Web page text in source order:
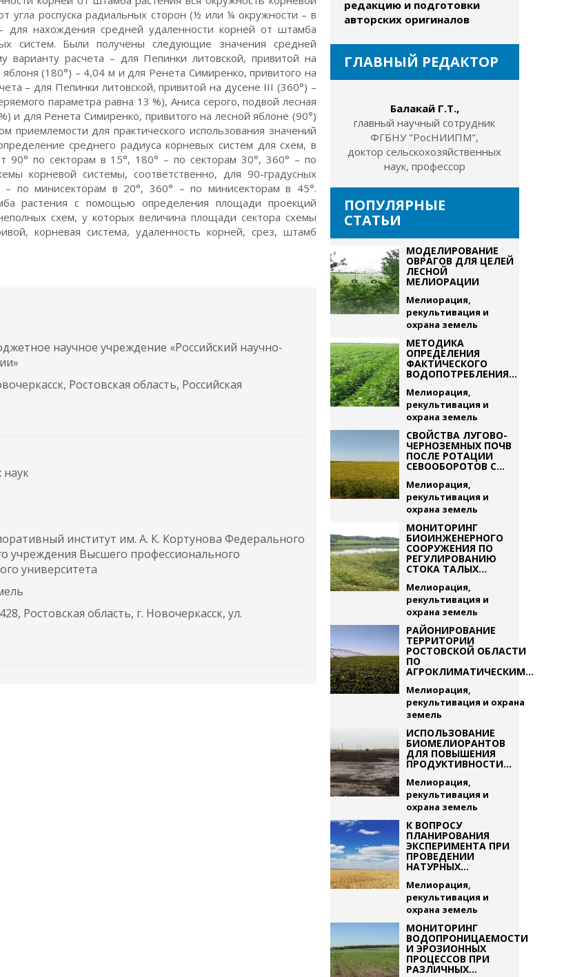
угла роспуска радиальных сторон (½ или ¼ окружности – в
для нахождения средней удаленности корней от штамба
систем. Были получены следующие значения средней
варианту расчета – для Пепинки литовской, привитой на
(180°) – 4,04 м и для Ренета Симиренко, привитого на
– для Пепинки литовской, привитой на дусене III (360°) –
параметра равна 13 %), Аниса серого, подвой лесная
и для Ренета Симиренко, привитого на лесной яблоне (90°)
приемлемости для практического использования значений
среднего радиуса корневых систем для схем, в
90° по секторам в 15°, 180° – по секторам 30°, 360° – по
корневой системы, соответственно, для 90-градусных
– по минисекторам в 20°, 360° – по минисекторам в 45°.
растения с помощью определения площади проекций
схем, у которых величина площади сектора схемы
корневая система, удаленность корней, срез, штамб
научное учреждение «Российский научно-
Ростовская область, Российская
наук
институт им. А. К. Кортунова Федерального
учреждения Высшего профессионального
университета
Ростовская область, г. Новочеркасск, ул.
редакцию и подготовки
авторских оригиналов
ГЛАВНЫЙ РЕДАКТОР
Балакай Г.Т.,
главный научный сотрудник
ФГБНУ "РосНИИПМ",
доктор сельскохозяйственных
наук, профессор
ПОПУЛЯРНЫЕ
СТАТЬИ
МОДЕЛИРОВАНИЕ
ОВРАГОВ ДЛЯ ЦЕЛЕЙ
ЛЕСНОЙ
МЕЛИОРАЦИИ
Мелиорация,
рекультивация и
охрана земель
МЕТОДИКА
ОПРЕДЕЛЕНИЯ
ФАКТИЧЕСКОГО
ВОДОПОТРЕБЛЕНИЯ...
Мелиорация,
рекультивация и
охрана земель
СВОЙСТВА ЛУГОВО-
ЧЕРНОЗЕМНЫХ ПОЧВ
ПОСЛЕ РОТАЦИИ
СЕВООБОРОТОВ С...
Мелиорация,
рекультивация и
охрана земель
МОНИТОРИНГ
БИОИНЖЕНЕРНОГО
СООРУЖЕНИЯ ПО
РЕГУЛИРОВАНИЮ
СТОКА ТАЛЫХ...
Мелиорация,
рекультивация и
охрана земель
РАЙОНИРОВАНИЕ
ТЕРРИТОРИИ
РОСТОВСКОЙ ОБЛАСТИ
ПО
АГРОКЛИМАТИЧЕСКИМ...
Мелиорация,
рекультивация и охрана
земель
ИСПОЛЬЗОВАНИЕ
БИОМЕЛИОРАНТОВ
ДЛЯ ПОВЫШЕНИЯ
ПРОДУКТИВНОСТИ...
Мелиорация,
рекультивация и
охрана земель
К ВОПРОСУ
ПЛАНИРОВАНИЯ
ЭКСПЕРИМЕНТА ПРИ
ПРОВЕДЕНИИ
НАТУРНЫХ...
Мелиорация,
рекультивация и
охрана земель
МОНИТОРИНГ
ВОДОПРОНИЦАЕМОСТИ
И ЭРОЗИОННЫХ
ПРОЦЕССОВ ПРИ
РАЗЛИЧНЫХ...